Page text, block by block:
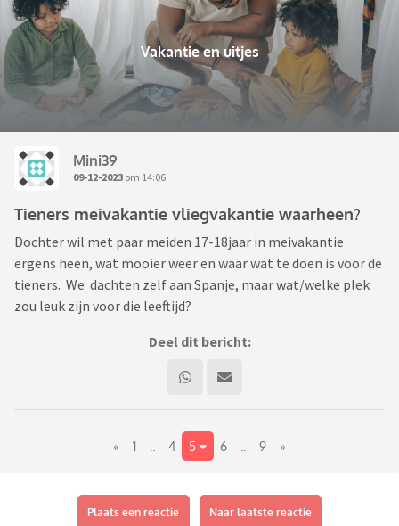
Vakantie en uitjes
Mini39
09-12-2023 om 14:06
Tieners meivakantie vliegvakantie waarheen?
Dochter wil met paar meiden 17-18jaar in meivakantie
ergens heen, wat mooier weer en waar wat te doen is voor de
tieners. We dachten zelf aan Spanje, maar wat/welke plek
zou leuk zijn voor die leeftijd?
Deel dit bericht:
« 1 4 5 6 9 »
Plaats een reactie Naar laatste reactie